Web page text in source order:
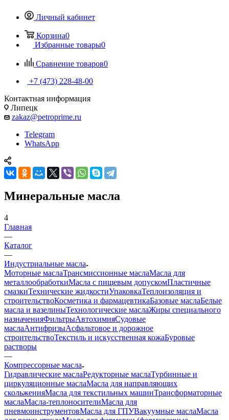
Личный кабинет
Корзина0
Избранные товары0
Сравнение товаров0
+7 (473) 228-48-00
Контактная информация
Липецк
zakaz@petroprime.ru
Telegram
WhatsApp
Минеральные масла
4
Главная
—
Каталог
—
Индустриальные масла
Моторные маслаТрансмиссионные маслаМасла для
металлообработкиМасла с пищевым допускомПластичные
смазкиТехнические жидкостиУпаковкаТеплоизоляция и
строительствоКосметика и фармацевтикаБазовые маслаБелые
масла и вазелиныТехнологические маслаЖиры специального
назначенияФильтрыАвтохимияСудовые
маслаАнтифризыАсфальтовое и дорожное
строительствоТекстиль и искусственная кожаБуровые
растворы
—
Компрессорные масла
Гидравлические маслаРедукторные маслаТурбинные и
циркуляционные маслаМасла для направляющих
скольженияМасла для текстильных машинТрансформаторные
маслаМасла-теплоносителиМасла для
пневмоинструментовМасла для ГПУВакуумные маслаМасла